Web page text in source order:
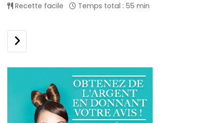
Recette facile Temps total : 55 min